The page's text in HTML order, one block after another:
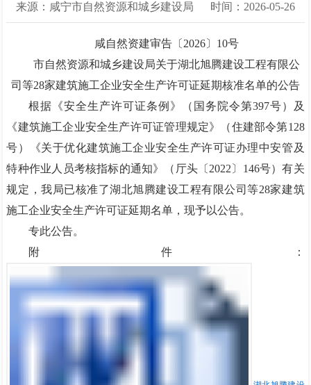
来源：咸宁市自然资源和城乡建设局 时间：2026-05-26
咸自然资建审告〔2026〕10号
市自然资源和城乡建设局关于湖北旭腾建设工程有限公
司等28家建筑施工企业安全生产许可证延期核准名单的公告
根据《安全生产许可证条例》（国务院令第397号）及
《建筑施工企业安全生产许可证管理规定》（住建部令第128
号）《关于优化建筑施工企业安全生产许可证办理中安管及
特种作业人员考核指标的通知》（厅头〔2022〕146号）有关
规定，我局已核准了湖北旭腾建设工程有限公司等28家建筑
施工企业安全生产许可证延期名单，现予以公告。
专此公告。
附件：